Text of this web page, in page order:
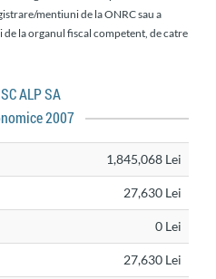
mentiuni de la ONRC sau a
la organul fiscal competent, de catre
ALP SA
2007
1,845,068 Lei
27,630 Lei
0 Lei
27,630 Lei